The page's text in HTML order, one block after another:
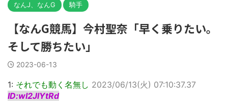
なんJ、なんG 騎手
【なんG競馬】今村聖奈「早く乗りたい。
そして勝ちたい」
2023-06-13
1: それでも動く名無し 2023/06/13(火) 07:10:37.37
ID:wI2JlYtRd